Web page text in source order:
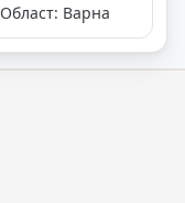
Област: Варна